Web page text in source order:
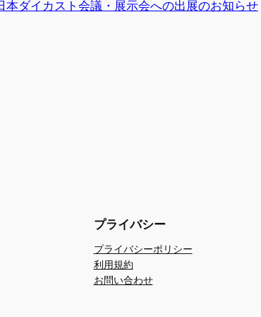
本ダイカスト会議・展示会への出展のお知らせ
プライバシー
プライバシーポリシー
利用規約
お問い合わせ